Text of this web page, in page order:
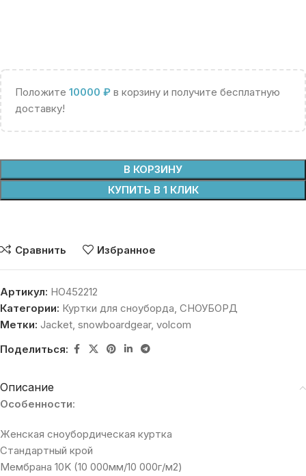
Положите 10000 ₽ в корзину и получите бесплатную
доставку!
В КОРЗИНУ
КУПИТЬ В 1 КЛИК
Сравнить Избранное
Артикул: HO452212
Категории: Куртки для сноуборда, СНОУБОРД
Метки: Jacket, snowboardgear, volcom
Поделиться:
Описание
Особенности:
Женская сноубордическая куртка
Стандартный крой
Мембрана 10K (10 000мм/10 000г/м2)